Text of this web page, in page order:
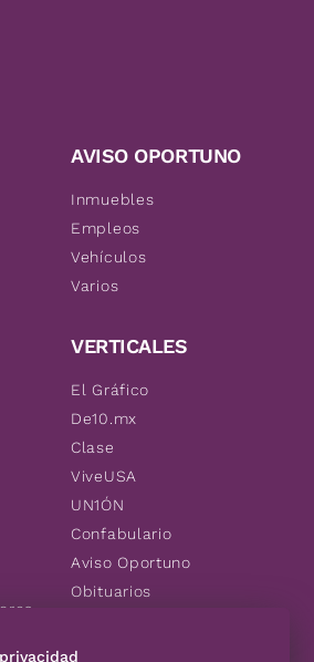
AVISO OPORTUNO
Inmuebles
Empleos
Vehículos
Varios
VERTICALES
El Gráfico
De10.mx
Clase
ViveUSA
UN1ÓN
Confabulario
Aviso Oportuno
Obituarios
Consultas